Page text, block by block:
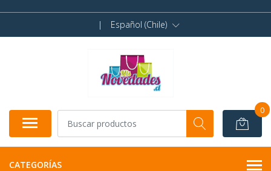
| Español (Chile)
0
CATEGORÍAS